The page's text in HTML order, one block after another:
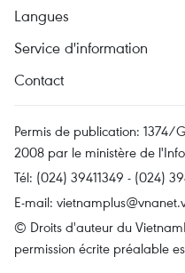
Langues
Service d'information
Contact
Permis de publication: 1374/
2008 par le ministère de
Tél: (024) 39411349 - (024)
E-mail:
© Droits d'auteur du
permission écrite préalable